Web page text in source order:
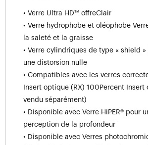
• Verre Ultra HD™ offreClair
• Verre hydrophobe et oléophobe
la saleté et la graisse
• Verre cylindriques de type « shield »
une distorsion nulle
• Compatibles avec les verres
Insert optique (RX) 100Percent Insert
vendu séparément)
• Disponible avec Verre HiPER® pour
perception de la profondeur
• Disponible avec Verres